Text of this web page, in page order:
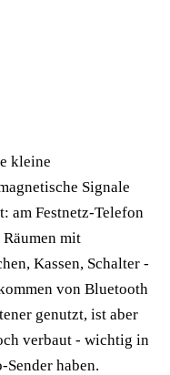
kleine
Signale
am Festnetz-Telefon
mit
Kassen, Schalter -
von Bluetooth
genutzt, ist aber
verbaut - wichtig in
haben.